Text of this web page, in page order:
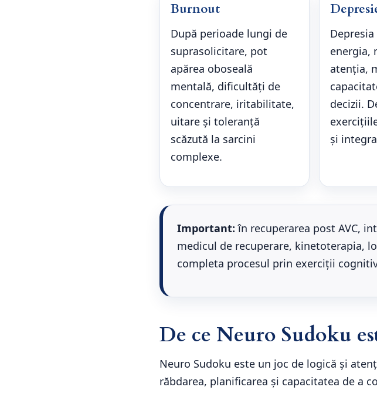
Burnout
După perioade lungi de
suprasolicitare, pot
apărea oboseală
mentală, dificultăți de
concentrare, iritabilitate,
uitare și toleranță
scăzută la sarcini
complexe.
energia,
atenția,
decizii.
și
Important: în recuperarea post AVC,
medicul de recuperare, kinetoterapia,
completa procesul prin exerciții
De ce Neuro Sudoku
Neuro Sudoku este un joc de logică și
răbdarea, planificarea și capacitatea de a